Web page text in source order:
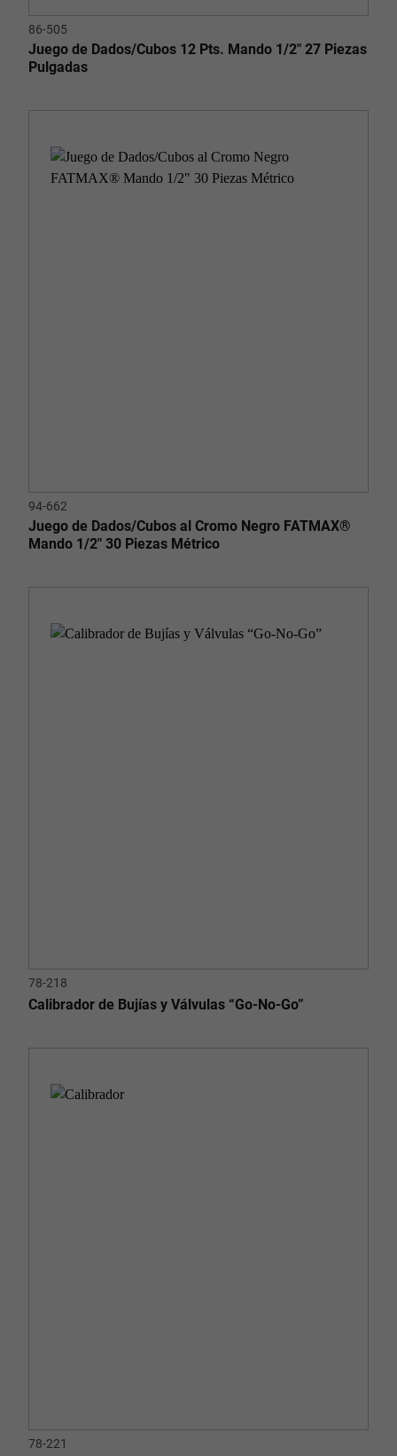
86-505
Juego de Dados/Cubos 12 Pts. Mando 1/2" 27 Piezas
Pulgadas
94-662
Juego de Dados/Cubos al Cromo Negro FATMAX®
Mando 1/2" 30 Piezas Métrico
78-218
Calibrador de Bujías y Válvulas “Go-No-Go”
78-221